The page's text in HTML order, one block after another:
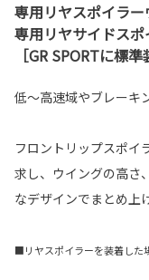
専用リヤスポイラー
専用リヤサイドスポ
［GR SPORTに標
低～高速域やブレーキ
フロントリップスポイ
求し、ウイングの高さ
なデザインでまとめ上
■リヤスポイラーを装着した